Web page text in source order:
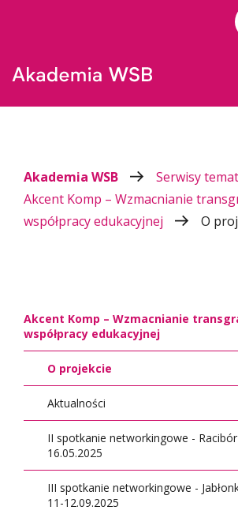
Akademia WSB
Serwisy
Akcent Komp – Wzmacnianie
współpracy edukacyjnej
O
Akcent Komp – Wzmacnianie
współpracy edukacyjnej
O projekcie
Aktualności
II spotkanie networkingowe -
16.05.2025
Rekrutacja
III spotkanie networkingowe -
11-12.09.2025